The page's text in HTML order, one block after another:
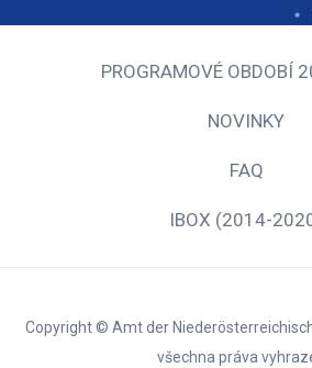
PROGRAMOVÉ OBDOBÍ
NOVINKY
FAQ
IBOX (2014-
Copyright © Amt der
všechna práva